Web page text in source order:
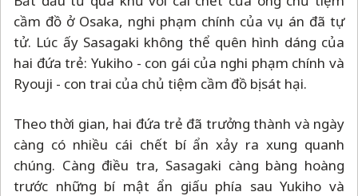
cầm đồ ở Osaka, nghi phạm chính của vụ án đã tự
tử. Lúc ấy Sasagaki không thể quên hình dáng của
hai đứa trẻ: Yukiho - con gái của nghi phạm chính và
Ryouji - con trai của chủ tiệm cầm đồ bị sát hại.
Theo thời gian, hai đứa trẻ đã trưởng thành và ngày
càng có nhiều cái chết bí ẩn xảy ra xung quanh
chúng. Càng điều tra, Sasagaki càng bàng hoàng
trước những bí mật ẩn giấu phía sau Yukiho và